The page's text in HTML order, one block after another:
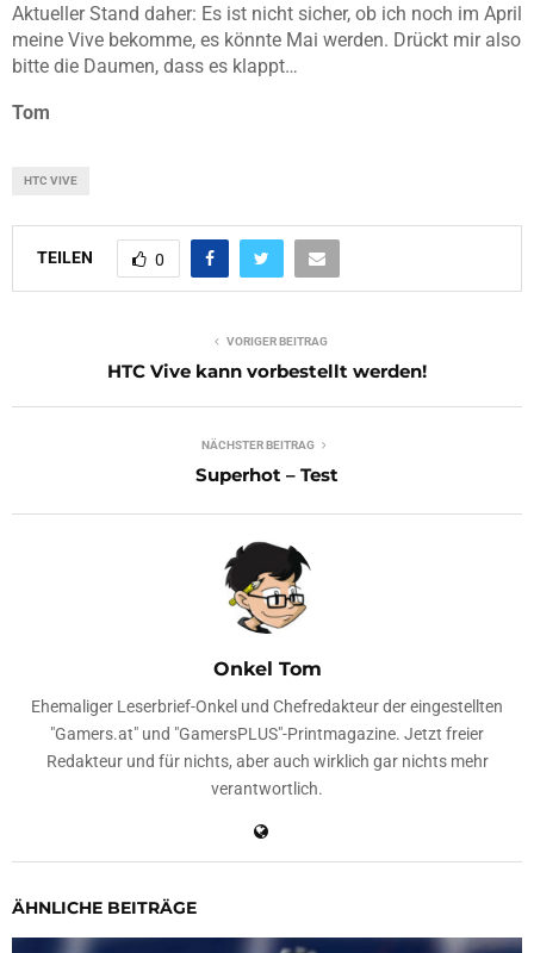
Aktueller Stand daher: Es ist nicht sicher, ob ich noch im April
meine Vive bekomme, es könnte Mai werden. Drückt mir also
bitte die Daumen, dass es klappt…
Tom
HTC VIVE
TEILEN 0
VORIGER BEITRAG
HTC Vive kann vorbestellt werden!
NÄCHSTER BEITRAG
Superhot – Test
Onkel Tom
Ehemaliger Leserbrief-Onkel und Chefredakteur der eingestellten
"Gamers.at" und "GamersPLUS"-Printmagazine. Jetzt freier
Redakteur und für nichts, aber auch wirklich gar nichts mehr
verantwortlich.
ÄHNLICHE BEITRÄGE